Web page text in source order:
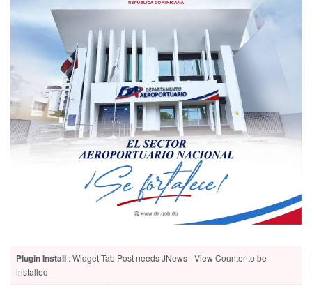
Plugin Install : Widget Tab Post needs JNews - View Counter to be
installed